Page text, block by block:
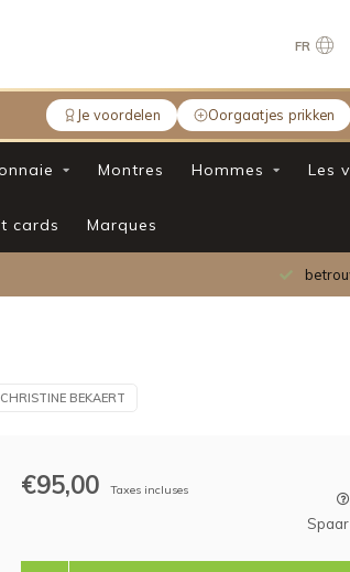
Je voordelen Oorgaatjes prikken
FR
Montres Hommes Les
cards Marques
CHRISTINE BEKAERT
€95,00 Taxes incluses